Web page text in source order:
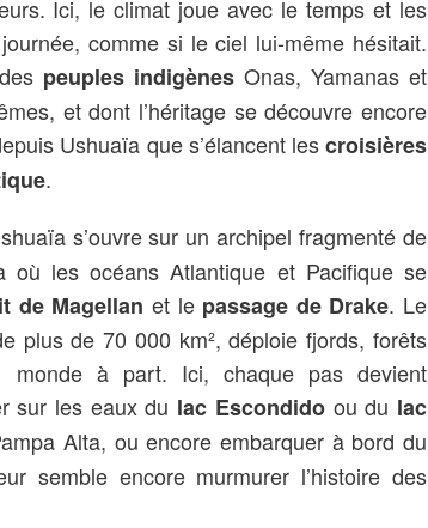
Ici, le climat joue avec le temps et les
comme si le ciel lui-même hésitait.
peuples indigènes Onas, Yamanas et
et dont l’héritage se découvre encore
Ushuaïa que s’élancent lescroisières
.
s’ouvre sur un archipel fragmenté de
les océans Atlantique et Pacifique se
de Magellan et le passage de Drake. Le
plus de 70 000 km², déploie fjords, forêts
monde à part. Ici, chaque pas devient
sur les eaux du lac Escondidoou du lac
Alta, ou encore embarquer à bord du
semble encore murmurer l’histoire des